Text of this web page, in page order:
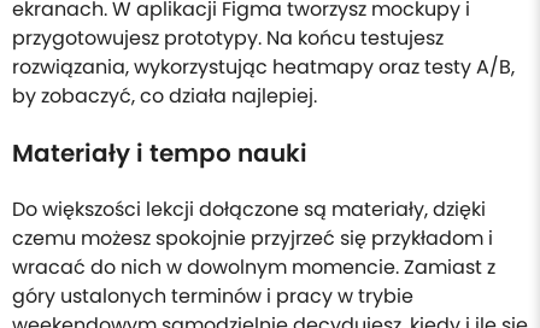
ekranach. W aplikacji Figma tworzysz mockupy i
przygotowujesz prototypy. Na końcu testujesz
rozwiązania, wykorzystując heatmapy oraz testy A/B,
by zobaczyć, co działa najlepiej.
Materiały i tempo nauki
Do większości lekcji dołączone są materiały, dzięki
czemu możesz spokojnie przyjrzeć się przykładom i
wracać do nich w dowolnym momencie. Zamiast z
góry ustalonych terminów i pracy w trybie